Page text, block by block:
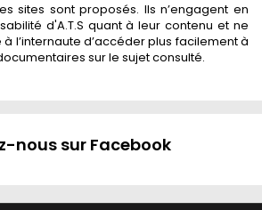
sites sont proposés. Ils n’engagent en
d'A.T.S quant à leur contenu et ne
l’internaute d’accéder plus facilement à
sur le sujet consulté.
nous sur Facebook